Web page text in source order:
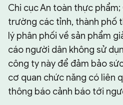
Chi cục An toàn thực
trường các tỉnh, thành phố
lý phân phối về sản phẩm
cáo người dân không sử
công ty này để đảm bảo
cơ quan chức năng có liên
thông báo cảnh báo tới